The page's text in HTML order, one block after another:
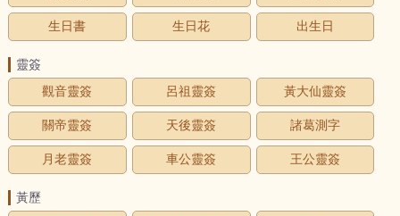
生日書 生日花 出生日
靈簽
觀音靈簽
呂祖靈簽 黃大仙靈簽
關帝靈簽 天後靈簽 諸葛測字
月老靈簽 車公靈簽 王公靈簽
黃歷